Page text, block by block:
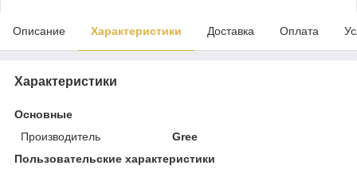
Описание Характеристики Доставка Оплата
Характеристики
Основные
Производитель
Gree
Пользовательские характеристики